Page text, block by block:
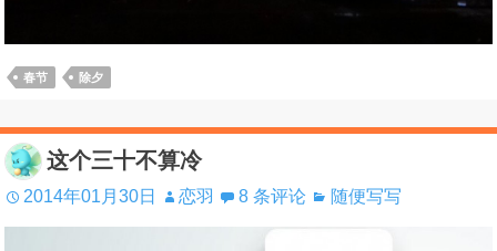
春节 除夕
这个三十不算冷
2014年01月30日 恋羽 8 条评论 随便写写